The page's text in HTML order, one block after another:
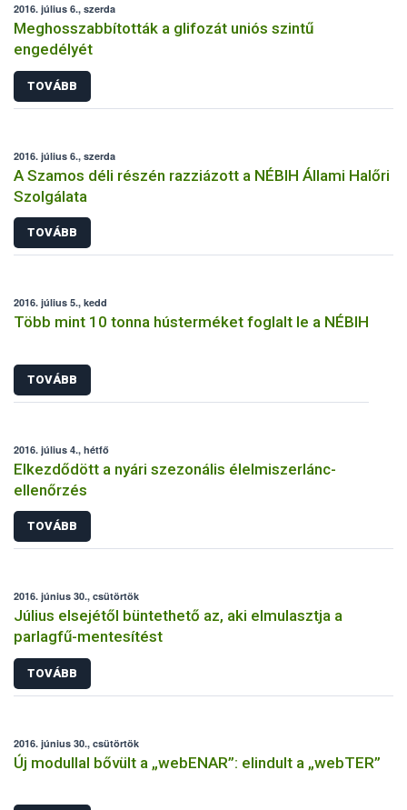
2016. július 6., szerda
Meghosszabbították a glifozát uniós szintű
engedélyét
TOVÁBB
2016. július 6., szerda
A Szamos déli részén razziázott a NÉBIH Állami Halőri
Szolgálata
TOVÁBB
2016. július 5., kedd
Több mint 10 tonna hústerméket foglalt le a NÉBIH
TOVÁBB
2016. július 4., hétfő
Elkezdődött a nyári szezonális élelmiszerlánc-
ellenőrzés
TOVÁBB
2016. június 30., csütörtök
Július elsejétől büntethető az, aki elmulasztja a
parlagfű-mentesítést
TOVÁBB
2016. június 30., csütörtök
Új modullal bővült a „webENAR”: elindult a „webTER”